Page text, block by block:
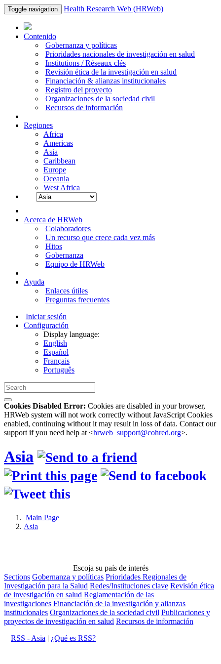
Toggle navigation Health Research Web (HRWeb)
Contenido
Gobernanza y políticas
Prioridades nacionales de investigación en salud
Institutions / Réseaux clés
Revisión ética de la investigación en salud
Financiación & alianzas institucionales
Registro del proyecto
Organizaciones de la sociedad civil
Recursos de información
Regiones
Africa
Americas
Asia
Caribbean
Europe
Oceania
West Africa
Acerca de HRWeb
Colaboradores
Un recurso que crece cada vez más
Hitos
Gobernanza
Equipo de HRWeb
Ayuda
Enlaces útiles
Preguntas frecuentes
Iniciar sesión
Configuración
Display language:
English
Español
Français
Português
Cookies Disabled Error: Cookies are disabled in your browser,
HRWeb system will not work correctly without JavaScript Cookies
enabled, continuing without it may result in loss of data. Contact our
support if you need help at <hrweb_support@cohred.org>.
Asia
Main Page
Asia
Escoja su país de interés
Sections Gobernanza y políticas Prioridades Regionales de
Investigación para la Salud Redes/Instituciones clave Revisión ética
de investigación en salud Reglamentación de las
investigaciones Financiación de la investigación y alianzas
institucionales Organizaciones de la sociedad civil Publicaciones y
proyectos de investigación en salud Recursos de información
RSS - Asia | ¿Qué es RSS?